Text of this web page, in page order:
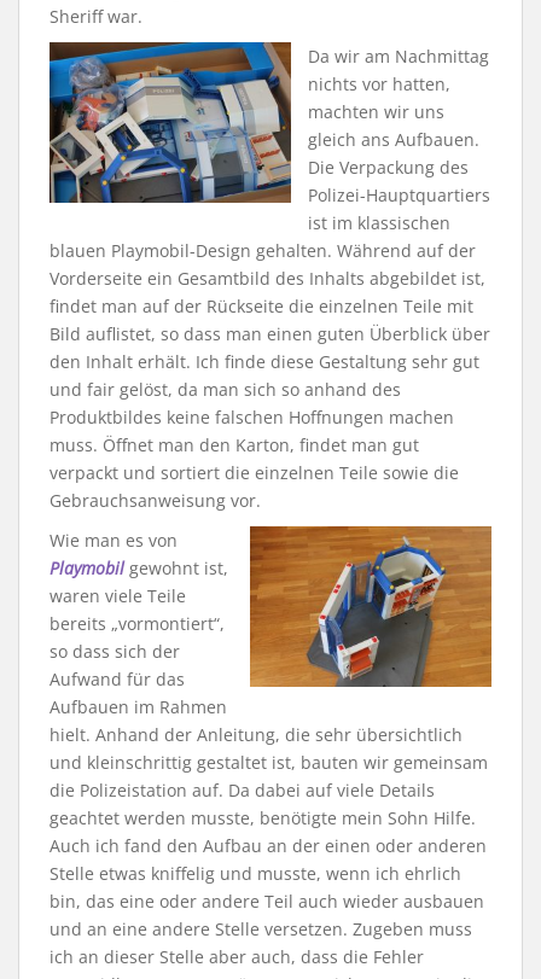
Sheriff war.
Da wir am Nachmittag
nichts vor hatten,
machten wir uns
gleich ans Aufbauen.
Die Verpackung des
Polizei-Hauptquartiers
ist im klassischen
blauen Playmobil-Design gehalten. Während auf der
Vorderseite ein Gesamtbild des Inhalts abgebildet ist,
findet man auf der Rückseite die einzelnen Teile mit
Bild auflistet, so dass man einen guten Überblick über
den Inhalt erhält. Ich finde diese Gestaltung sehr gut
und fair gelöst, da man sich so anhand des
Produktbildes keine falschen Hoffnungen machen
muss. Öffnet man den Karton, findet man gut
verpackt und sortiert die einzelnen Teile sowie die
Gebrauchsanweisung vor.
Wie man es von
Playmobilgewohnt ist,
waren viele Teile
bereits „vormontiert“,
so dass sich der
Aufwand für das
Aufbauen im Rahmen
hielt. Anhand der Anleitung, die sehr übersichtlich
und kleinschrittig gestaltet ist, bauten wir gemeinsam
die Polizeistation auf. Da dabei auf viele Details
geachtet werden musste, benötigte mein Sohn Hilfe.
Auch ich fand den Aufbau an der einen oder anderen
Stelle etwas kniffelig und musste, wenn ich ehrlich
bin, das eine oder andere Teil auch wieder ausbauen
und an eine andere Stelle versetzen. Zugeben muss
ich an dieser Stelle aber auch, dass die Fehler